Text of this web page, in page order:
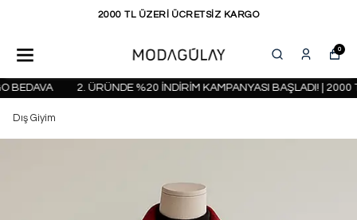
KAPIDA ÖDEME SEÇENEĞİ
0
2. ÜRÜNDE %20 İNDİRİM KAMPANYASI BAŞLADI! | 2000
Dış Giyim